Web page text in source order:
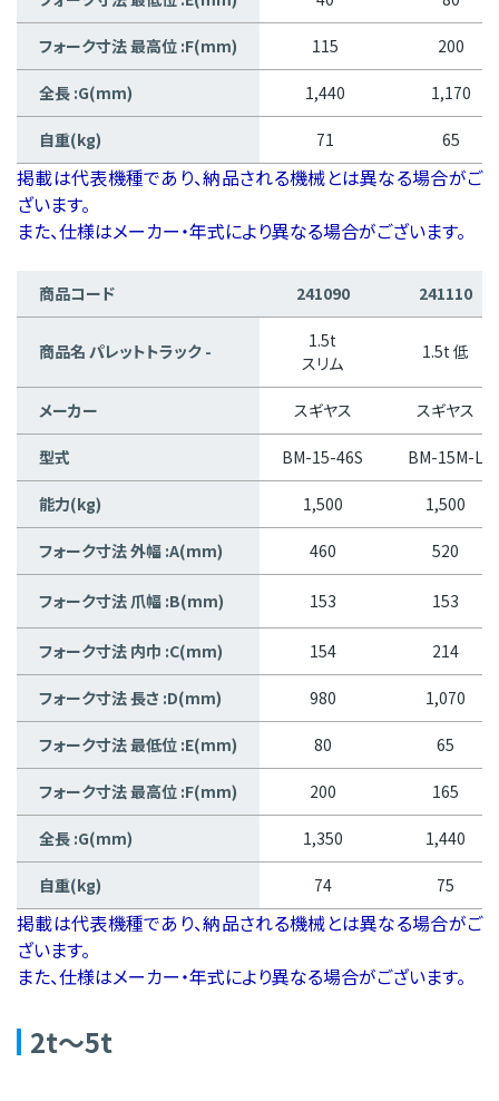
フォーク寸法 最高位 :F(mm) 115 200
全長 :G(mm) 1,440 1,170
自重(kg) 71 65
掲載は代表機種であり、納品される機械とは異なる場合がご
ざいます。
また、仕様はメーカー・年式により異なる場合がございます。
商品コード 241090 241110
商品名 パレットトラック -
1.5t
スリム
1.5t 低
メーカー スギヤス スギヤス
型式 BM-15-46S BM-15M-L
能力(kg) 1,500 1,500
フォーク寸法 外幅 :A(mm) 460 520
フォーク寸法 爪幅 :B(mm) 153 153
フォーク寸法 内巾 :C(mm) 154 214
フォーク寸法 長さ :D(mm) 980 1,070
フォーク寸法 最低位 :E(mm) 80 65
フォーク寸法 最高位 :F(mm) 200 165
全長 :G(mm) 1,350 1,440
自重(kg) 74 75
掲載は代表機種であり、納品される機械とは異なる場合がご
ざいます。
また、仕様はメーカー・年式により異なる場合がございます。
2t～5t